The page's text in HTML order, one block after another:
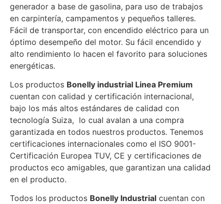
generador a base de gasolina, para uso de trabajos
en carpintería, campamentos y pequeños talleres.
Fácil de transportar, con encendido eléctrico para un
óptimo desempeño del motor. Su fácil encendido y
alto rendimiento lo hacen el favorito para soluciones
energéticas.
Los productos Bonelly industrial Linea Premium
cuentan con calidad y certificación internacional,
bajo los más altos estándares de calidad con
tecnología Suiza, lo cual avalan a una compra
garantizada en todos nuestros productos. Tenemos
certificaciones internacionales como el ISO 9001-
Certificación Europea TUV, CE y certificaciones de
productos eco amigables, que garantizan una calidad
en el producto.
Todos los productos Bonelly Industrial cuentan con